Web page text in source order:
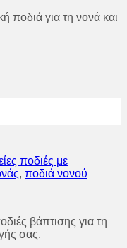
ποδιά για τη νονά και
ποδιές με
, ποδιά νονού
βάπτισης για τη
σας.